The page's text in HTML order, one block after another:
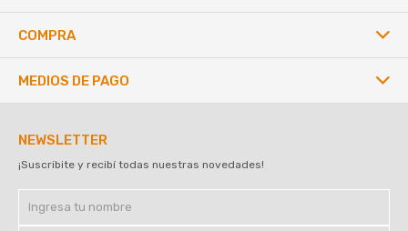
COMPRA
NEWSLETTER
¡Suscribite y recibí todas nuestras novedades!
MEDIOS DE PAGO